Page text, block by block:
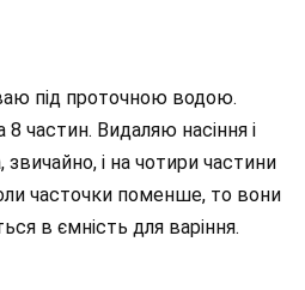
під проточною водою.
частин. Видаляю насіння і
звичайно, і на чотири частини
часточки поменше, то вони
в ємність для варіння.